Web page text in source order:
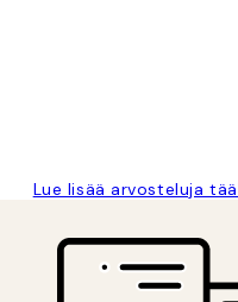
Lue lisää arvosteluja